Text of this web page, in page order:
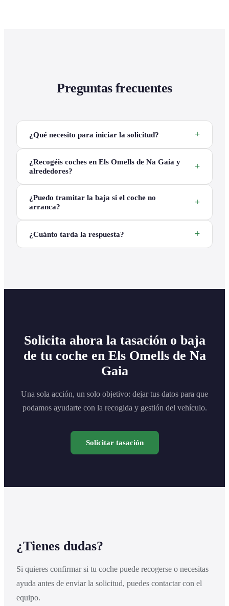
Preguntas frecuentes
¿Qué necesito para iniciar la solicitud?
¿Recogéis coches en Els Omells de Na Gaia y
alrededores?
¿Puedo tramitar la baja si el coche no
arranca?
¿Cuánto tarda la respuesta?
Solicita ahora la tasación o baja
de tu coche en Els Omells de Na
Gaia
Una sola acción, un solo objetivo: dejar tus datos para que
podamos ayudarte con la recogida y gestión del vehículo.
Solicitar tasación
¿Tienes dudas?
Si quieres confirmar si tu coche puede recogerse o necesitas
ayuda antes de enviar la solicitud, puedes contactar con el
equipo.